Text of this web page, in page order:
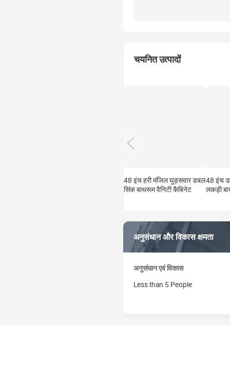
चयनित उत्पादों
48 इंच हरी मंजिल घुड़सवार डबल
सिंक बाथरूम वैनिटी कैबिनेट
48 इंच
लकड़ी
अनुसंधान और विकास क्षमता
अनुसंधान एवं विकास
Less than 5 People